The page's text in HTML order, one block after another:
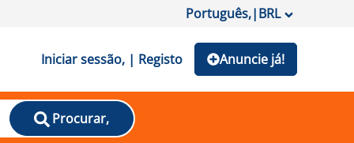
Português,|BRL
Iniciar sessão, | Registo Anuncie já!
Procurar,